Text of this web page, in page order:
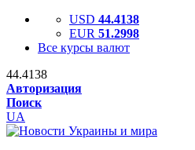
USD 44.4138
EUR 51.2998
Все курсы валют
44.4138
Авторизация
Поиск
UA